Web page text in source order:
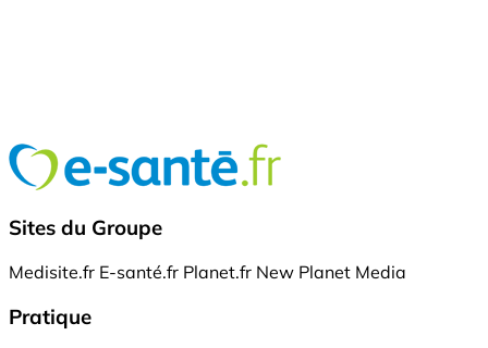
Sites du Groupe
Medisite.fr E-santé.fr Planet.fr New Planet Media
Pratique